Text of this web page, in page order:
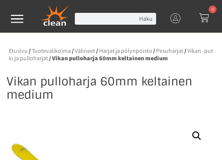
Haku
0
Etusivu /Tuotevalikoima/Välineet/ Harjat ja pölynpoisto / Pesuharjat/Vikan -put
ki ja pulloharjat/ Vikan pulloharja 60mm keltainen medium
Vikan pulloharja 60mm keltainen
medium